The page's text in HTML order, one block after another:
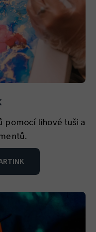
pomocí lihové tuši a